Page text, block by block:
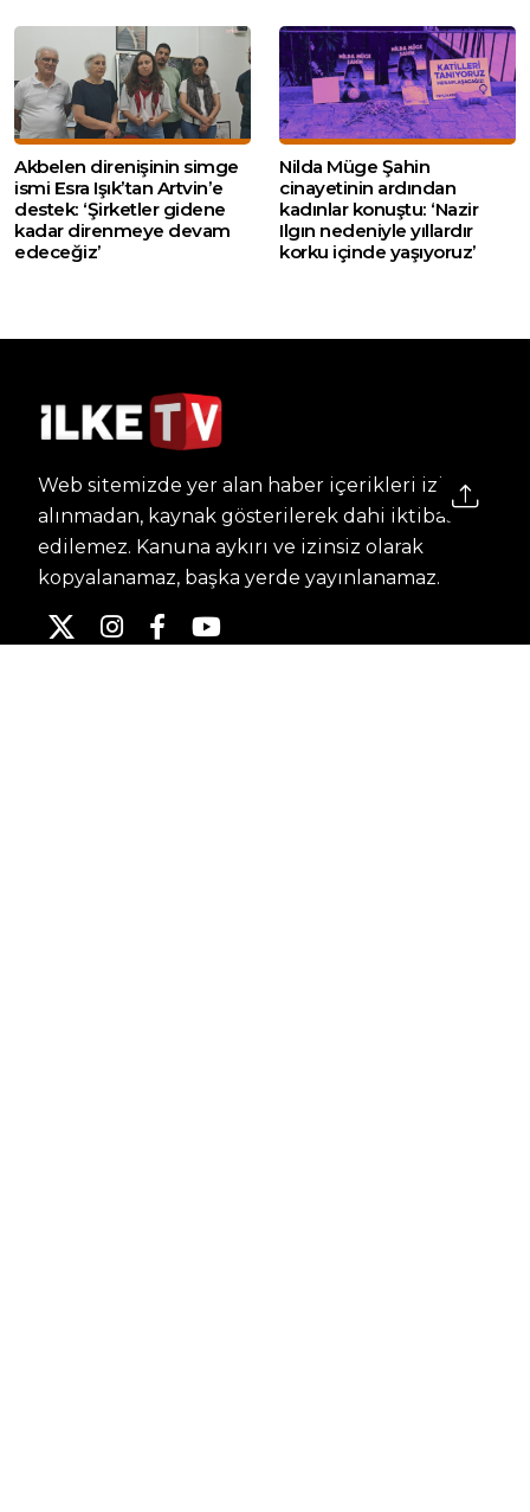
Akbelen direnişinin simge
ismi Esra Işık’tan Artvin’e
destek: ‘Şirketler gidene
kadar direnmeye devam
edeceğiz’
Nilda Müge Şahin
cinayetinin ardından
kadınlar konuştu: ‘Nazir
Ilgın nedeniyle yıllardır
korku içinde yaşıyoruz’
Web sitemizde yer alan haber içerikleri izin
alınmadan, kaynak gösterilerek dahi iktibas
edilemez. Kanuna aykırı ve izinsiz olarak
kopyalanamaz, başka yerde yayınlanamaz.